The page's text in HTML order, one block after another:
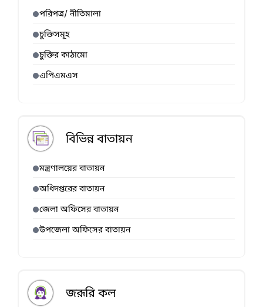
পরিপত্র/ নীতিমালা
চুক্তিসমূহ
চুক্তির কাঠামো
এপিএমএস
বিভিন্ন বাতায়ন
মন্ত্রণালয়ের বাতায়ন
অধিদপ্তরের বাতায়ন
জেলা অফিসের বাতায়ন
উপজেলা অফিসের বাতায়ন
জরূরি কল